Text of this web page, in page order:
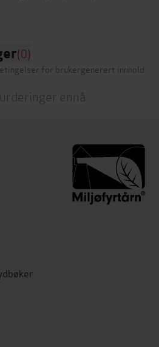
(0)
for brukergenerert innhold
ennå